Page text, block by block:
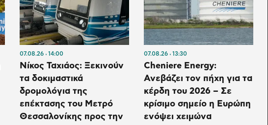
07.08.26 14:00
Νίκος Ταχιάος: Ξεκινούν
τα δοκιμαστικά
δρομολόγια της
επέκτασης του Μετρό
Θεσσαλονίκης προς την
07.08.26 13:30
Cheniere Energy:
Ανεβάζει τον πήχη για τα
κέρδη του 2026 – Σε
κρίσιμο σημείο η Ευρώπη
ενόψει χειμώνα